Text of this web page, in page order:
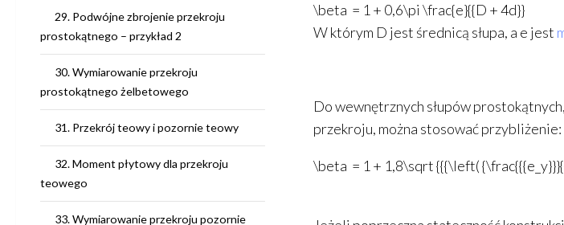
\beta = 1 + 0,6\pi \frac{e}{{D + 4d}}
W którym D jest średnicą słupa, a e jest
Do wewnętrznych słupów
przekroju, można stosować przybliżenie:
\beta = 1 + 1,8\sqrt {{{\left(
29. Podwójne zbrojenie przekroju
prostokątnego – przykład 2
30. Wymiarowanie przekroju
prostokątnego żelbetowego
31. Przekrój teowy i pozornie teowy
32. Moment płytowy dla przekroju
teowego
33. Wymiarowanie przekroju pozornie